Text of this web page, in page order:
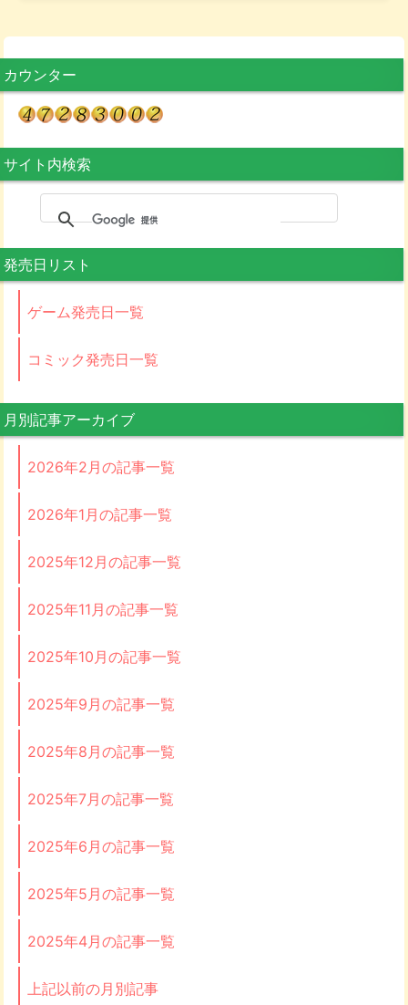
カウンター
サイト内検索
発売日リスト
ゲーム発売日一覧
コミック発売日一覧
月別記事アーカイブ
2026年2月の記事一覧
2026年1月の記事一覧
2025年12月の記事一覧
2025年11月の記事一覧
2025年10月の記事一覧
2025年9月の記事一覧
2025年8月の記事一覧
2025年7月の記事一覧
2025年6月の記事一覧
2025年5月の記事一覧
2025年4月の記事一覧
上記以前の月別記事